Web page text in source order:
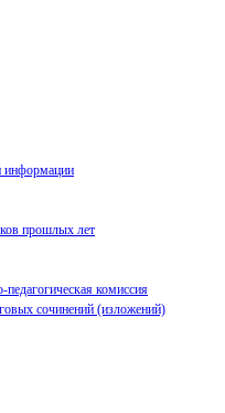
информации
прошлых лет
комиссия
сочинений (изложений)